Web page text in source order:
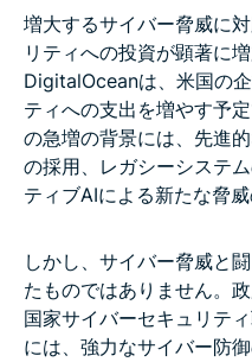
増大するサイバー脅威に
リティへの投資が顕著に
DigitalOceanは、米国の
ティへの支出を増やす予
の急増の背景には、先進
の採用、レガシーシステ
ティブAIによる新たな脅威
しかし、サイバー脅威と
たものではありません。
国家サイバーセキュリテ
には、強力なサイバー防